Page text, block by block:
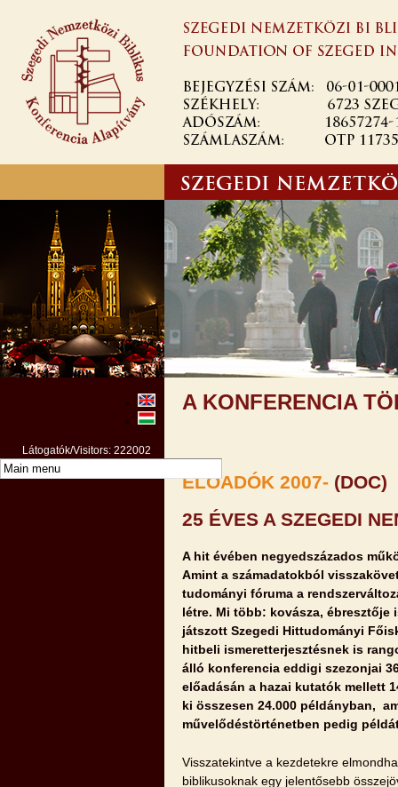
A KONFERENCIA
ELŐADÓK 2007- (DOC)
25 ÉVES A SZEGEDI
A hit évében negyedszázados
Amint a számadatokból
tudományi fóruma a
létre. Mi több: kovásza,
játszott Szegedi Hittudományi
hitbeli ismeretterjesztésnek is
álló konferencia eddigi szezonjai
előadásán a hazai kutatók mellett
ki összesen 24.000 példányban,
művelődéstörténetben pedig
Visszatekintve a kezdetekre
biblikusoknak egy jelentősebb
Látogatók/Visitors: 222002